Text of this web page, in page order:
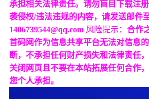
承担相关法律责任。请勿盲目下载注
袭侵权/违法违规的内容，请发送邮件至
1406739544@qq.com 风险提示： 合作
首码网作为信息共享平台无法对信息
断，不承担任何财产损失和法律责任
关闭网页且不要在本站拓展任何合作
您个人承担。